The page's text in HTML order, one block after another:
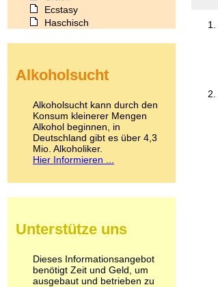
Ecstasy
Haschisch
Kokain
LSD
Marihuana
Medikamente
Meskalin
Metamphetamin
Methadon
Pilze
Psychopharmaka
Schlafmittel
Schmerzmittel
Alkoholsucht
Alkoholsucht kann durch den
Konsum kleinerer Mengen
Alkohol beginnen, in
Deutschland gibt es über 4,3
Mio. Alkoholiker.
Hier Informieren ...
Unterstütze uns
Dieses Informationsangebot
benötigt Zeit und Geld, um
ausgebaut und betrieben zu